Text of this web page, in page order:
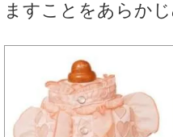
ますことをあらか